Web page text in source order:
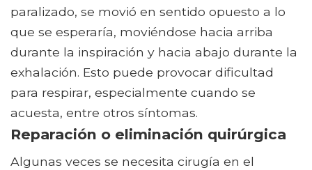
paralizado, se movió en sentido opuesto a lo
que se esperaría, moviéndose hacia arriba
durante la inspiración y hacia abajo durante la
exhalación. Esto puede provocar dificultad
para respirar, especialmente cuando se
acuesta, entre otros síntomas.
Reparación o eliminación quirúrgica
Algunas veces se necesita cirugía en el